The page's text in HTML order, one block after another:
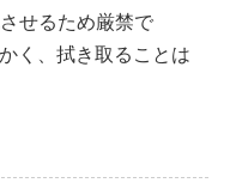
せるため厳禁で
く、拭き取ることは